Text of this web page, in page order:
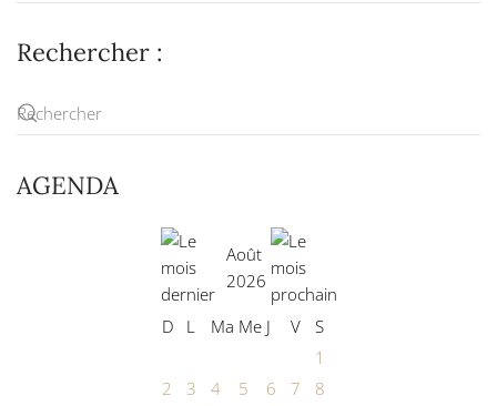
Rechercher :
AGENDA
Août
2026
D L Ma Me J V
S
1
2
3 4 5 6 7
8